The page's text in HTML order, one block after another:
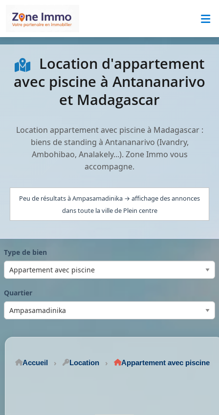
Location d'appartement
avec piscine à Antananarivo
et Madagascar
Location appartement avec piscine à Madagascar :
biens de standing à Antananarivo (Ivandry,
Ambohibao, Analakely...). Zone Immo vous
accompagne.
Peu de résultats à Ampasamadinika → affichage des annonces
dans toute la ville de Plein centre
Type de bien
Quartier
Accueil Location Appartement avec piscine